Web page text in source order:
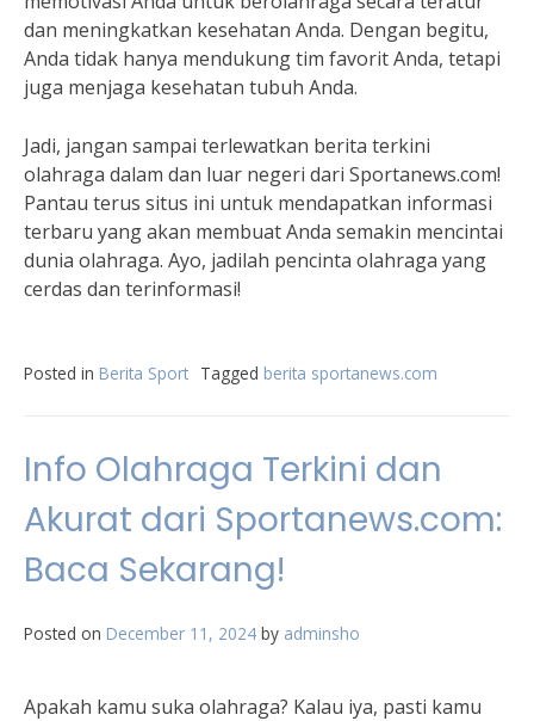
dan meningkatkan kesehatan Anda. Dengan begitu,
Anda tidak hanya mendukung tim favorit Anda, tetapi
juga menjaga kesehatan tubuh Anda.
Jadi, jangan sampai terlewatkan berita terkini
olahraga dalam dan luar negeri dari Sportanews.com!
Pantau terus situs ini untuk mendapatkan informasi
terbaru yang akan membuat Anda semakin mencintai
dunia olahraga. Ayo, jadilah pencinta olahraga yang
cerdas dan terinformasi!
Posted in Berita Sport Tagged berita sportanews.com
Info Olahraga Terkini dan
Akurat dari Sportanews.com:
Baca Sekarang!
Posted on December 11, 2024 by adminsho
Apakah kamu suka olahraga? Kalau iya, pasti kamu